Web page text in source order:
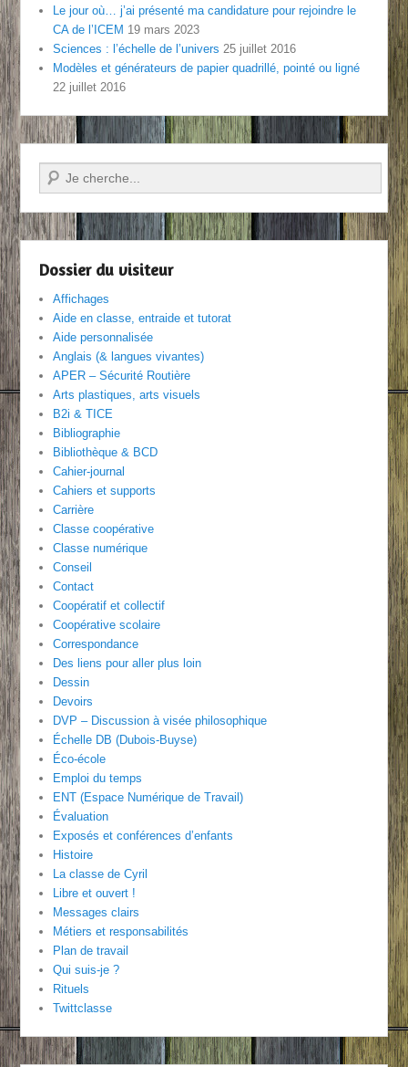
Le jour où… j’ai présenté ma candidature pour rejoindre le
CA de l’ICEM 19 mars 2023
Sciences : l’échelle de l’univers 25 juillet 2016
Modèles et générateurs de papier quadrillé, pointé ou ligné
22 juillet 2016
Recherche
Dossier du visiteur
Affichages
Aide en classe, entraide et tutorat
Aide personnalisée
Anglais (& langues vivantes)
APER – Sécurité Routière
Arts plastiques, arts visuels
B2i & TICE
Bibliographie
Bibliothèque & BCD
Cahier-journal
Cahiers et supports
Carrière
Classe coopérative
Classe numérique
Conseil
Contact
Coopératif et collectif
Coopérative scolaire
Correspondance
Des liens pour aller plus loin
Dessin
Devoirs
DVP – Discussion à visée philosophique
Échelle DB (Dubois-Buyse)
Éco-école
Emploi du temps
ENT (Espace Numérique de Travail)
Évaluation
Exposés et conférences d’enfants
Histoire
La classe de Cyril
Libre et ouvert !
Messages clairs
Métiers et responsabilités
Plan de travail
Qui suis-je ?
Rituels
Twittclasse